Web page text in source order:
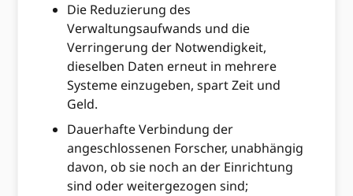
Die Reduzierung des
Verwaltungsaufwands und die
Verringerung der Notwendigkeit,
dieselben Daten erneut in mehrere
Systeme einzugeben, spart Zeit und
Geld.
Dauerhafte Verbindung der
angeschlossenen Forscher, unabhängig
davon, ob sie noch an der Einrichtung
sind oder weitergezogen sind;